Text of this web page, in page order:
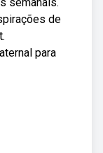
de
para